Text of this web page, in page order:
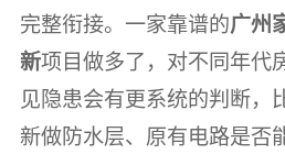
完整衔接。一家靠谱的广州
新项目做多了，对不同年代
见隐患会有更系统的判断，
新做防水层、原有电路是否